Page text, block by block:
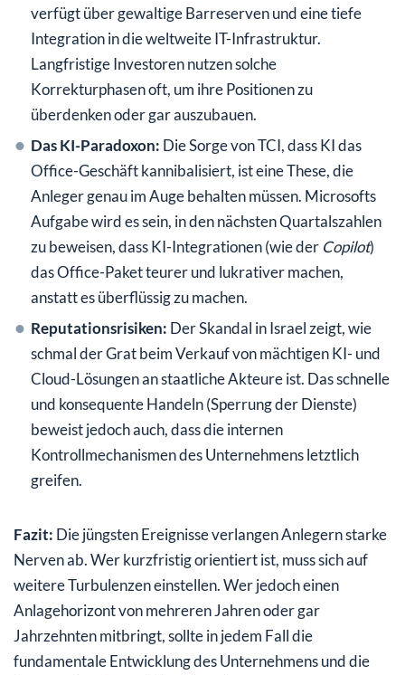
verfügt über gewaltige Barreserven und eine tiefe
Integration in die weltweite IT-Infrastruktur.
Langfristige Investoren nutzen solche
Korrekturphasen oft, um ihre Positionen zu
überdenken oder gar auszubauen.
Das KI-Paradoxon: Die Sorge von TCI, dass KI das
Office-Geschäft kannibalisiert, ist eine These, die
Anleger genau im Auge behalten müssen. Microsofts
Aufgabe wird es sein, in den nächsten Quartalszahlen
zu beweisen, dass KI-Integrationen (wie der Copilot)
das Office-Paket teurer und lukrativer machen,
anstatt es überflüssig zu machen.
Reputationsrisiken: Der Skandal in Israel zeigt, wie
schmal der Grat beim Verkauf von mächtigen KI- und
Cloud-Lösungen an staatliche Akteure ist. Das schnelle
und konsequente Handeln (Sperrung der Dienste)
beweist jedoch auch, dass die internen
Kontrollmechanismen des Unternehmens letztlich
greifen.
Fazit: Die jüngsten Ereignisse verlangen Anlegern starke
Nerven ab. Wer kurzfristig orientiert ist, muss sich auf
weitere Turbulenzen einstellen. Wer jedoch einen
Anlagehorizont von mehreren Jahren oder gar
Jahrzehnten mitbringt, sollte in jedem Fall die
fundamentale Entwicklung des Unternehmens und die